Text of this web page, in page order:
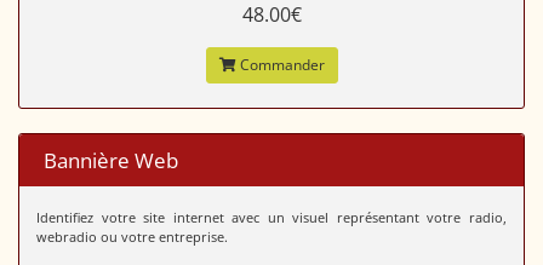
48.00€
Commander
Bannière Web
Identifiez votre site internet avec un visuel représentant votre radio,
webradio ou votre entreprise.